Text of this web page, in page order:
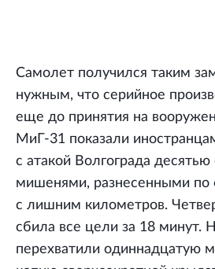
Самолет получился таким
нужным, что серийное
еще до принятия на
МиГ-31 показали
с атакой Волгограда
мишенями, разнесенными по
с лишним километров.
сбила все цели за 18 минут.
перехватили одиннадцатую